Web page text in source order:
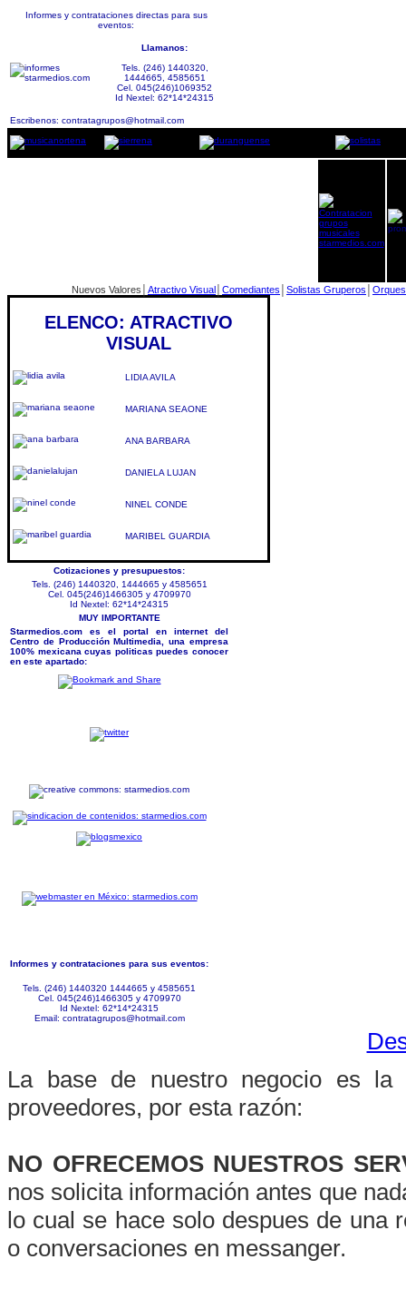
Informes y contrataciones directas para sus
eventos:
Llamanos:
Tels. (246) 1440320,
1444665, 4585651
Cel. 045(246)1069352
Id Nextel: 62*14*24315
Escribenos: contratagrupos@hotmail.com
Nuevos Valores Atractivo Visual Comediantes Solistas Gruperos
ELENCO: ATRACTIVO
VISUAL
LIDIA AVILA
MARIANA SEAONE
ANA BARBARA
DANIELA LUJAN
NINEL CONDE
MARIBEL GUARDIA
Cotizaciones y presupuestos:
Tels. (246) 1440320, 1444665 y 4585651
Cel. 045(246)1466305 y 4709970
Id Nextel: 62*14*24315
MUY IMPORTANTE
Starmedios.com es el portal en internet del
Centro de Producción Multimedia, una empresa
100% mexicana cuyas politicas puedes conocer
en este apartado:
Informes y contrataciones para sus eventos:
Tels. (246) 1440320 1444665 y 4585651
Cel. 045(246)1466305 y 4709970
Id Nextel: 62*14*24315
Email: contratagrupos@hotmail.com
La base de nuestro negocio es la
proveedores, por esta razón:
NO OFRECEMOS NUESTROS
nos solicita información antes que
lo cual se hace solo despues de una
o conversaciones en messanger.